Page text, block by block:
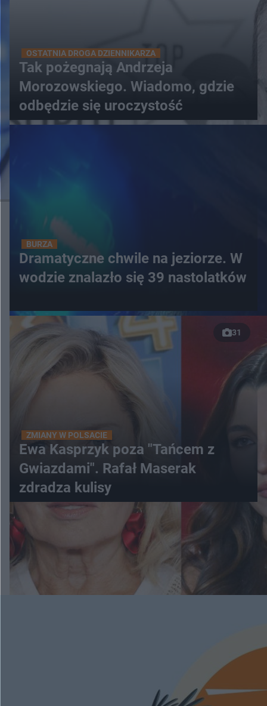
OSTATNIA DROGA DZIENNIKARZA
Tak pożegnają Andrzeja
Morozowskiego. Wiadomo, gdzie
odbędzie się uroczystość
BURZA
Dramatyczne chwile na jeziorze. W
wodzie znalazło się 39 nastolatków
31
ZMIANY W POLSACIE
Ewa Kasprzyk poza "Tańcem z
Gwiazdami". Rafał Maserak
zdradza kulisy
WIĘCEJ
ESKAPADY